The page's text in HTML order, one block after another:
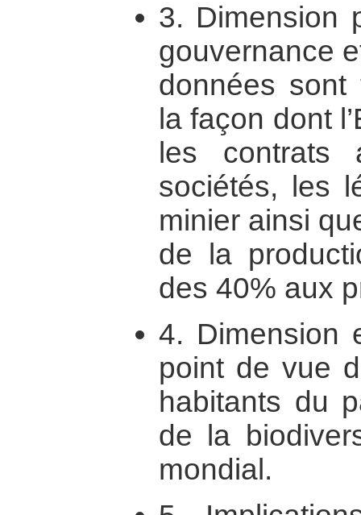
3. Dimension
gouvernance
données sont
la façon dont
les contrats
sociétés, les
minier ainsi
de la
des 40% aux
4. Dimension
point de vue
habitants du
de la
mondial.